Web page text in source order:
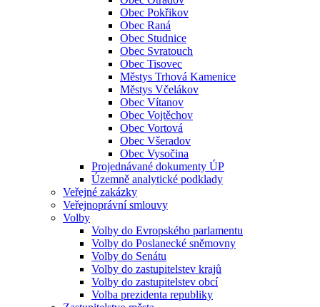
Obec Pokřikov
Obec Raná
Obec Studnice
Obec Svratouch
Obec Tisovec
Městys Trhová Kamenice
Městys Včelákov
Obec Vítanov
Obec Vojtěchov
Obec Vortová
Obec Všeradov
Obec Vysočina
Projednávané dokumenty ÚP
Územně analytické podklady
Veřejné zakázky
Veřejnoprávní smlouvy
Volby
Volby do Evropského parlamentu
Volby do Poslanecké sněmovny
Volby do Senátu
Volby do zastupitelstev krajů
Volby do zastupitelstev obcí
Volba prezidenta republiky